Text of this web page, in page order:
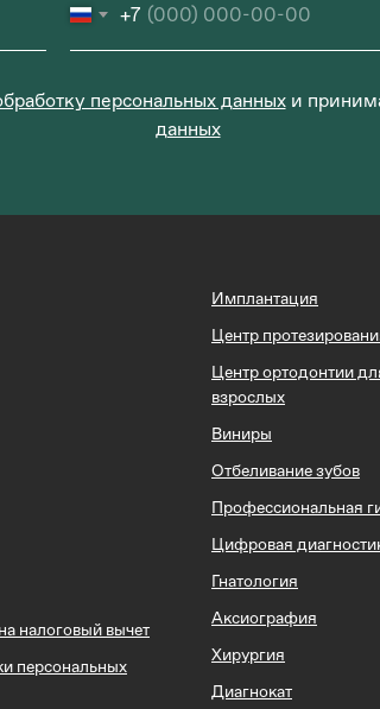
+7
персональных данныхи
данных
налоговый вычет
персональных
Имплантация
Центр
Центр ортодонтии
взрослых
Виниры
Отбеливание зубов
Профессиональная
Цифровая
Гнатология
Аксиография
Хирургия
Диагнокат